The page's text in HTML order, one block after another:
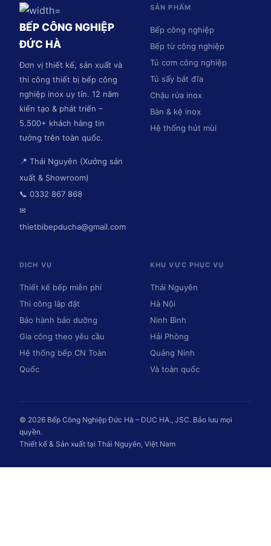
BẾP CÔNG NGHIỆP
ĐỨC HÀ
Đơn vị thiết kế, sản xuất và
thi công thiết bị bếp công
nghiệp inox uy tín. 12 năm
kiến tạo & phát triển –
5.500+ khách hàng tin
tưởng trên toàn quốc.
📍 Thái Nguyên (Xưởng sản
xuất & Showroom)
📞 0332 867 868
✉
thietbibepducha@gmail.com
SẢN PHẨM
Bếp công nghiệp
Bếp từ công nghiệp
Tủ cơm công nghiệp
Tủ sấy bát đĩa
Chậu rửa inox
Bàn & kệ inox
Hệ thống hút mùi
DỊCH VỤ
Thiết kế bếp miễn phí
Thi công lắp đặt
Bảo hành bảo dưỡng
Gia công theo yêu cầu
Hệ thống bếp CN Toàn
Quốc
KHU VỰC PHỤC VỤ
Thái Nguyên
Hà Nội
Ninh Bình
Hải Phòng
Quảng Ninh
Và toàn quốc
© 2026 Bếp Công Nghiệp Đức Hà – DUC HA., JSC. Bảo lưu mọi
quyền.
Thiết kế & Sản xuất tại Thái Nguyên, Việt Nam